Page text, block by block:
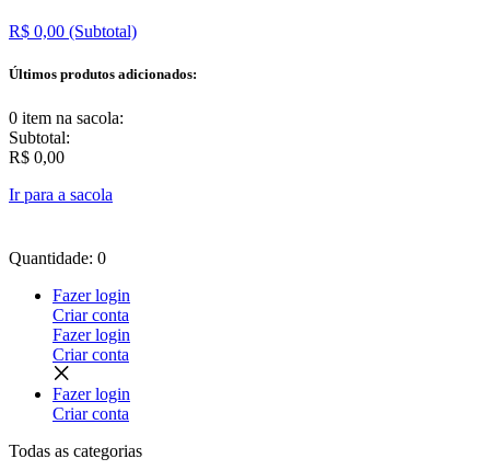
R$ 0,00 (Subtotal)
Últimos produtos adicionados:
0 item na sacola:
Subtotal:
R$ 0,00
Ir para a sacola
Quantidade: 0
Fazer login
Criar conta
Fazer login
Criar conta
Fazer login
Criar conta
Todas as categorias